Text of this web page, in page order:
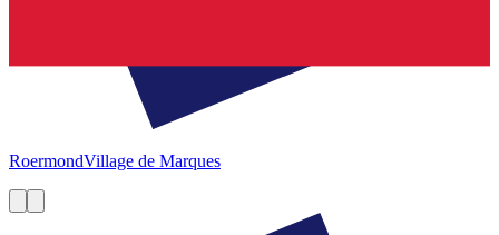
RoermondVillage de Marques